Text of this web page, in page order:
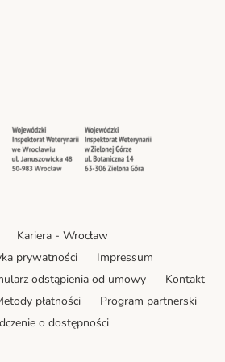
Method
Shipping Method
Shipping Method
Security Security
Kariera - Wrocław
prywatności
Impressum
odstąpienia od umowy
Kontakt
płatności
Program partnerski
o dostępności